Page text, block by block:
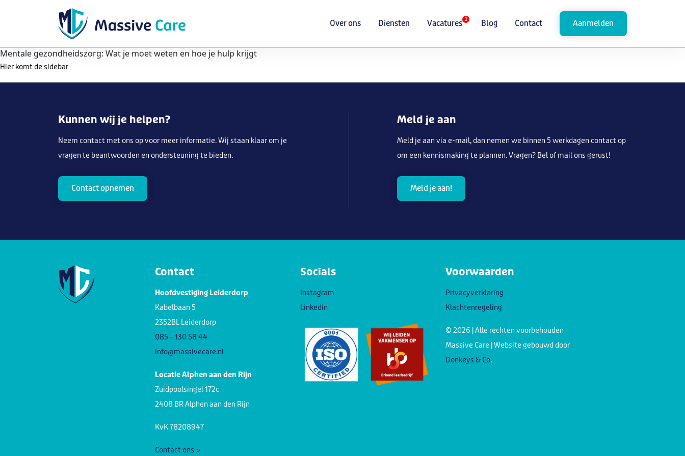
Over ons Diensten Vacatures 2 Blog Contact Aanmelden
Mentale gezondheidszorg: Wat je moet weten en hoe je hulp krijgt
Hier komt de sidebar
Kunnen wij je helpen?
Neem contact met ons op voor meer informatie. Wij staan klaar om je
vragen te beantwoorden en ondersteuning te bieden.
Contact opnemen
Meld je aan
Meld je aan via e-mail, dan nemen we binnen 5 werkdagen contact op
om een kennismaking te plannen. Vragen? Bel of mail ons gerust!
Meld je aan!
Contact
Hoofdvestiging Leiderdorp
Kabelbaan 5
2352BL Leiderdorp
085 – 130 58 44
info@massivecare.nl
Locatie Alphen aan den Rijn
Zuidpoolsingel 172c
2408 BR Alphen aan den Rijn
KvK 78208947
Contact ons >
Socials
Instagram
Linkedin
Voorwaarden
Privacyverklaring
Klachtenregeling
© 2026 | Alle rechten voorbehouden
Massive Care | Website gebouwd door
Donkeys & Co.